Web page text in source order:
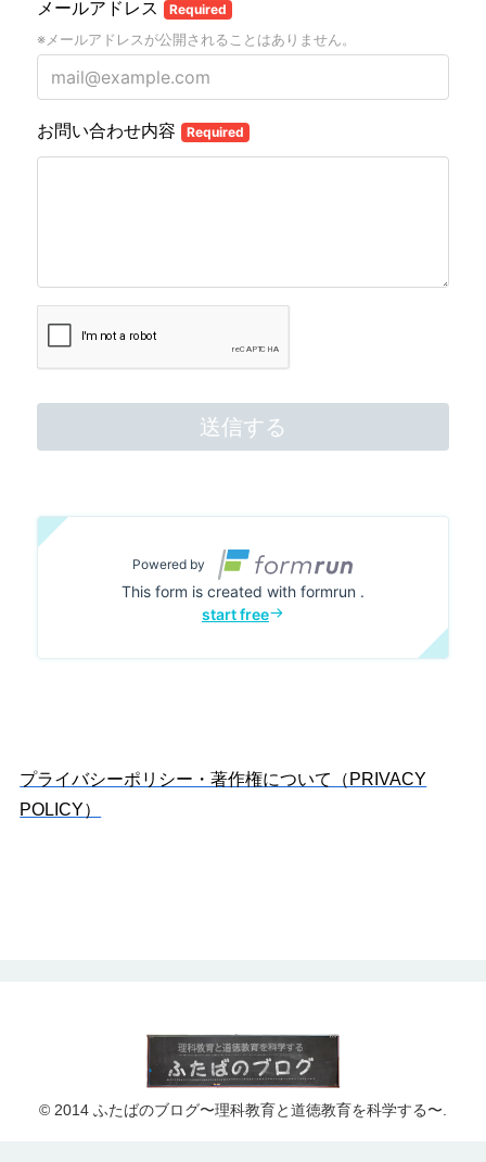
プライバシーポリシー・著作権について（PRIVACY
POLICY）
© 2014 ふたばのブログ〜理科教育と道徳教育を科学する〜.